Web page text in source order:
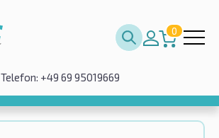
0
Telefon: +49 69 95019669